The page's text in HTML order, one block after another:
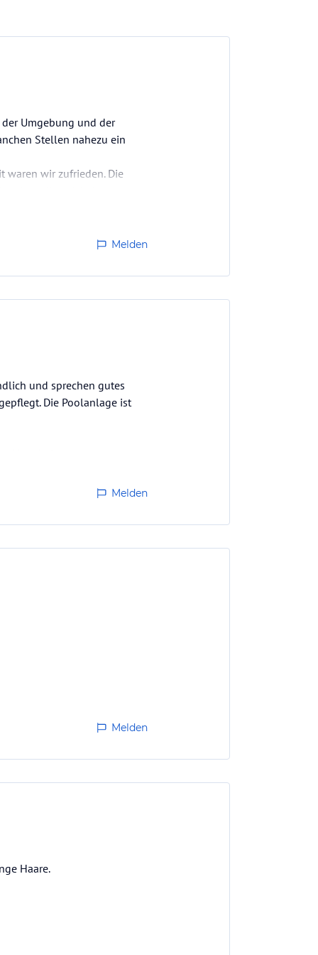
Umgebung und der
Stellen nahezu ein
waren wir zufrieden. Die
Melden
und sprechen gutes
Die Poolanlage ist
Melden
Melden
Haare.